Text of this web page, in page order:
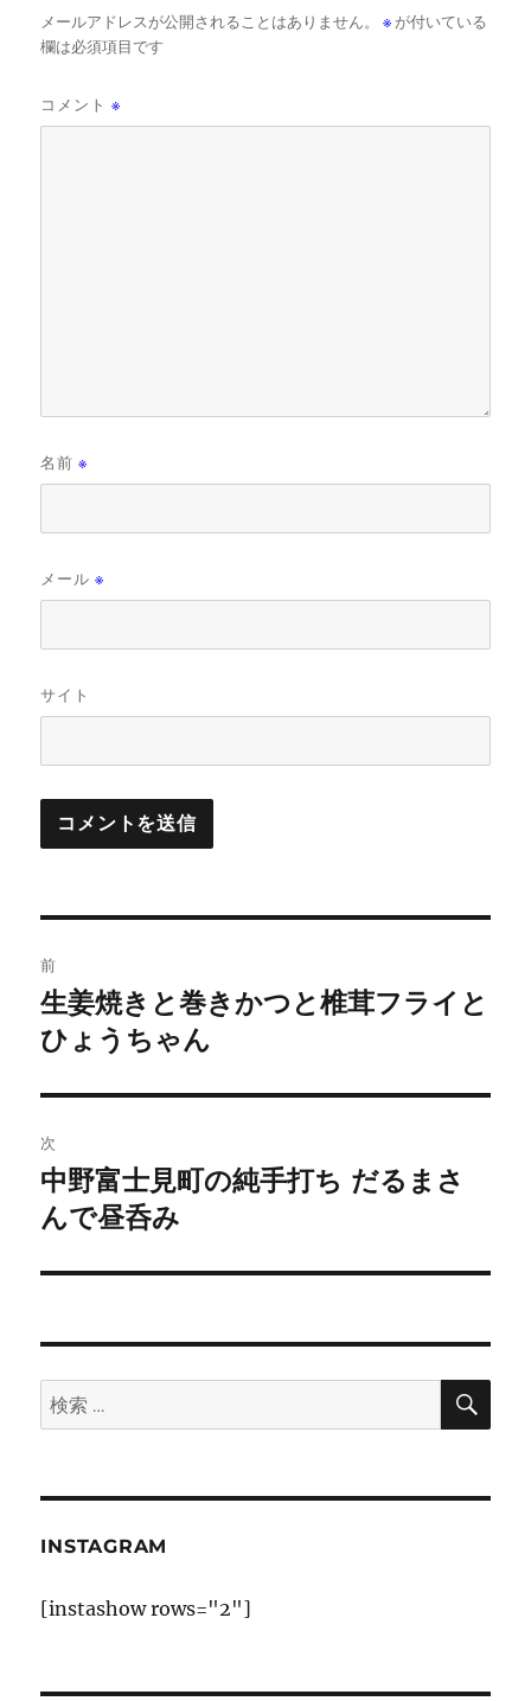
メールアドレスが公開されることはありません。 ※ が付いている
欄は必須項目です
コメント※
名前※
メール※
サイト
稿
ナ
ビ
ゲ
ー
シ
ン
前
前
の
稿:
生姜焼きと巻きかつと椎茸フライと
ひょうちゃん
次
次
の
稿:
中野富士見町の純手打ち だるまさ
んで昼呑み
検
索:
検
INSTAGRAM
[instashow rows="2"]